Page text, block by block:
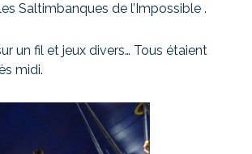
Saltimbanques de l’Impossible .
un fil et jeux divers… Tous étaient
midi.